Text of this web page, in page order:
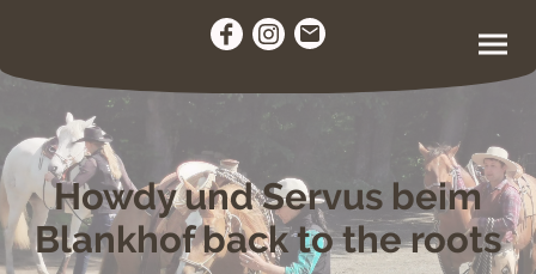
Howdy und Servus beim
Blankhof back to the roots